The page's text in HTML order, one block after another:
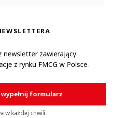
newsletter zawierający
z rynku FMCG w Polsce.
formularz
w każdej chwili.